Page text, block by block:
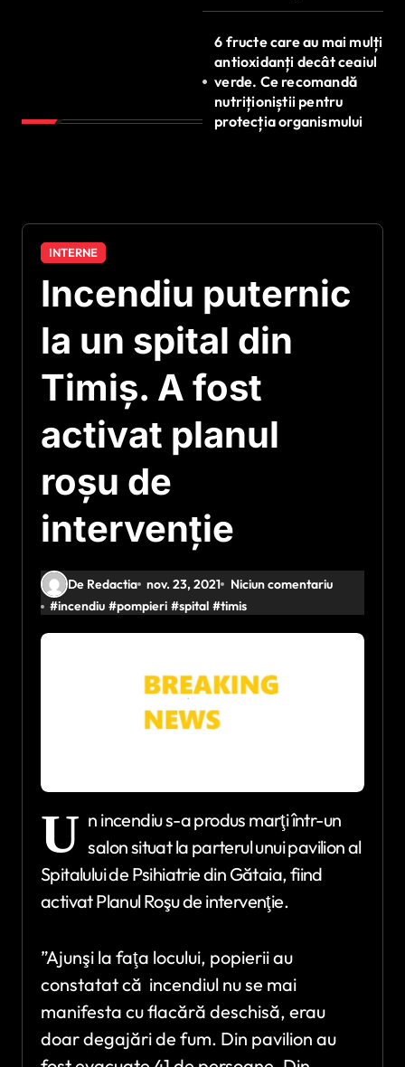
6 fructe care au mai mulți
antioxidanți decât ceaiul
verde. Ce recomandă
nutriționiștii pentru
protecția organismului
INTERNE
Incendiu puternic
la un spital din
Timiș. A fost
activat planul
roșu de
intervenție
De Redactia nov. 23, 2021
Niciun comentariu
#incendiu #pompieri #spital #timis
U n incendiu s-a produs marţi într-un
salon situat la parterul unui pavilion al
Spitalului de Psihiatrie din Gătaia, fiind
activat Planul Roşu de intervenţie.
”Ajunşi la faţa locului, popierii au
constatat că incendiul nu se mai
manifesta cu flacără deschisă, erau
doar degajări de fum. Din pavilion au